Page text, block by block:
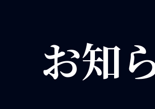
お知